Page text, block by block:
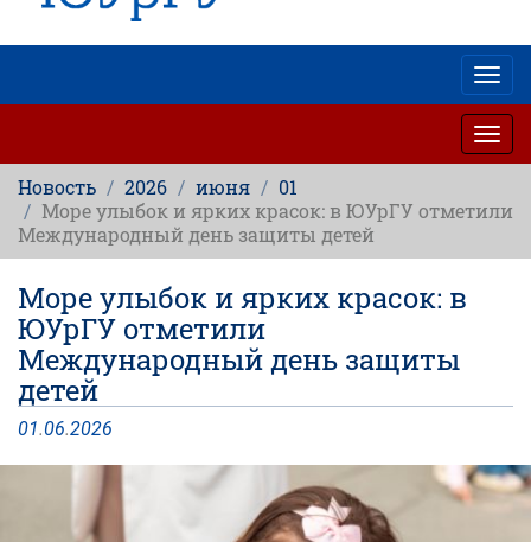
Новость 2026 июня
01
Море улыбок и ярких красок: в ЮУрГУ отметили
Международный день защиты детей
Море улыбок и ярких красок: в
ЮУрГУ отметили
Международный день защиты
детей
01.06.2026